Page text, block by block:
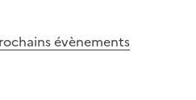
évènements